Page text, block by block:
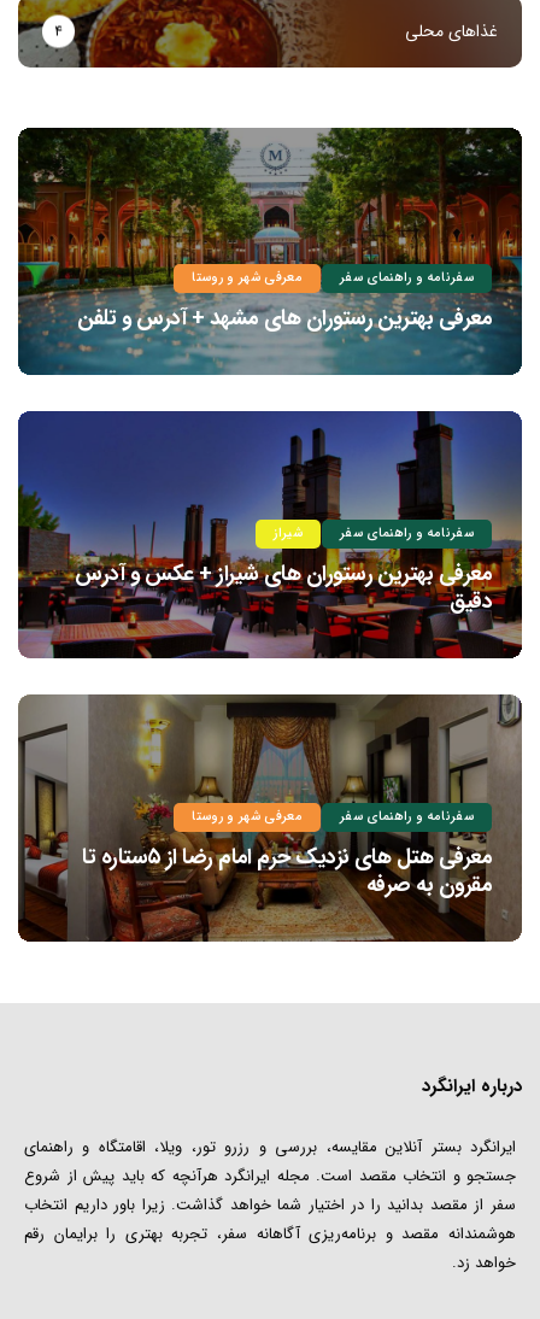
غذاهای محلی ۴
سفرنامه و راهنمای سفر معرفی شهر و روستا
معرفی بهترین رستوران های مشهد + آدرس و تلفن
سفرنامه و راهنمای سفر شیراز
معرفی بهترین رستوران های شیراز + عکس و آدرس
دقیق
سفرنامه و راهنمای سفر معرفی شهر و روستا
معرفی هتل های نزدیک حرم امام رضا از ۵ستاره تا
مقرون به صرفه
درباره ایرانگرد
ایرانگرد بستر آنلاین مقایسه، بررسی و رزرو تور، ویلا، اقامتگاه و راهنمای
جستجو و انتخاب مقصد است. مجله ایرانگرد هرآنچه که باید پیش از شروع
سفر از مقصد بدانید را در اختیار شما خواهد گذاشت. زیرا باور داریم انتخاب
هوشمندانه مقصد و برنامه‌ریزی آگاهانه سفر، تجربه بهتری را برایمان رقم
خواهد زد.